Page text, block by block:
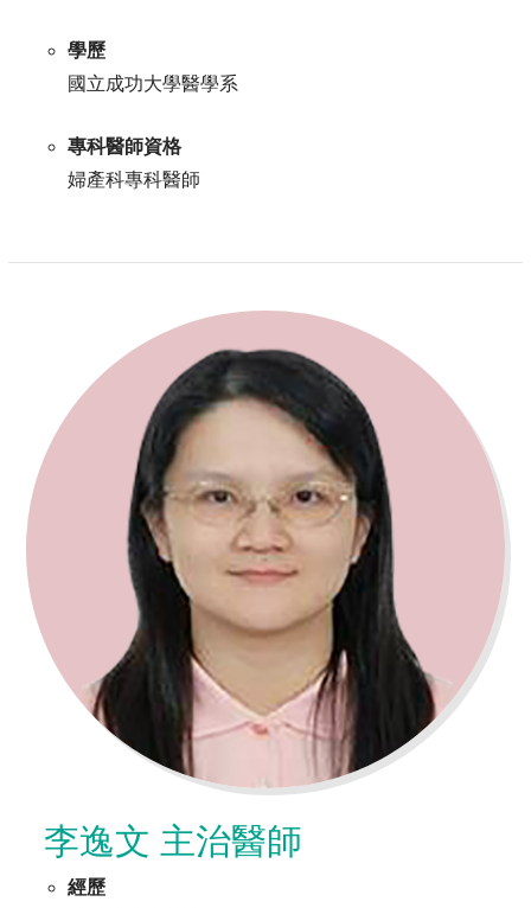
學歷
國立成功大學醫學系
專科醫師資格
婦產科專科醫師
李逸文 主治醫師
經歷